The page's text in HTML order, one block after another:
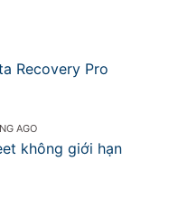
Recovery Pro
AGO
không giới hạn